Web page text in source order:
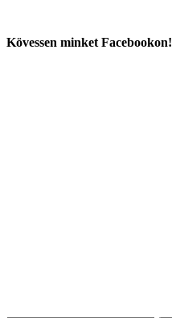
Kövessen minket Facebookon!